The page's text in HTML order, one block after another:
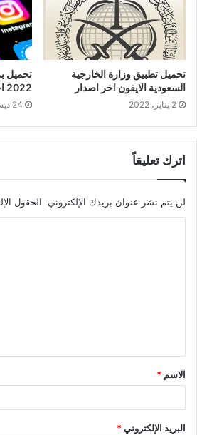
تحميل تطبيق وزارة الخارجية
السعودية الايفون اخر اصدار
2 يناير، 2022
تحميل
2022 اخر اصدار
24 ديسمبر، 2021
اترك تعليقاً
لن يتم نشر عنوان بريدك الإلكتروني. الحقول
الاسم *
البريد الإلكتروني*